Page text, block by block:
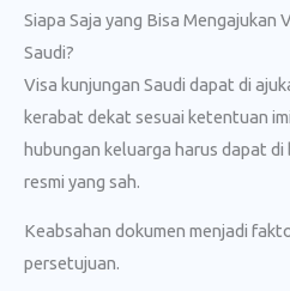
Siapa Saja yang Bisa Mengajukan
Saudi?
Visa kunjungan Saudi dapat di
kerabat dekat sesuai ketentuan
hubungan keluarga harus dapat
resmi yang sah.
Keabsahan dokumen menjadi
persetujuan.